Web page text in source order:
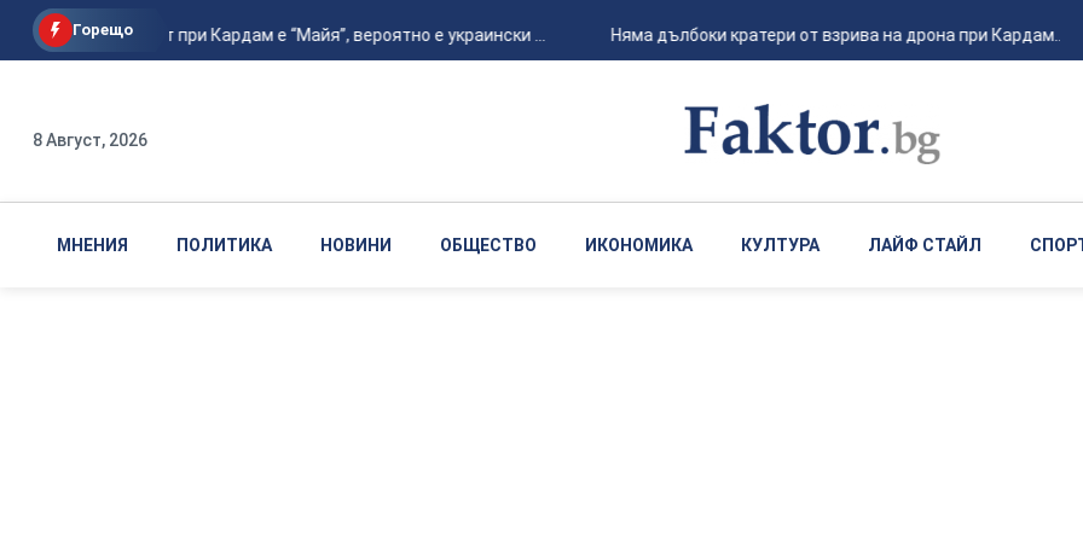
Горещо
МО: Дронът при Кардам е “Майя”, вероятно е украински ... Няма дълбоки кратери от взрива на дрона при Кардам...
8 Август, 2026
МНЕНИЯ ПОЛИТИКА НОВИНИ ОБЩЕСТВО ИКОНОМИКА КУЛТУРА ЛАЙФ СТАЙЛ